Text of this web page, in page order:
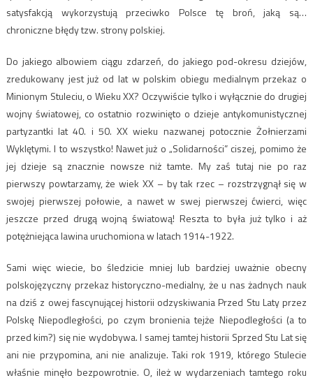
satysfakcją wykorzystują przeciwko Polsce tę broń, jaką są…
chroniczne błędy tzw. strony polskiej.
Do jakiego albowiem ciągu zdarzeń, do jakiego pod-okresu dziejów,
zredukowany jest już od lat w polskim obiegu medialnym przekaz o
Minionym Stuleciu, o Wieku XX? Oczywiście tylko i wyłącznie do drugiej
wojny światowej, co ostatnio rozwinięto o dzieje antykomunistycznej
partyzantki lat 40. i 50. XX wieku nazwanej potocznie Żołnierzami
Wyklętymi. I to wszystko! Nawet już o „Solidarności” ciszej, pomimo że
jej dzieje są znacznie nowsze niż tamte. My zaś tutaj nie po raz
pierwszy powtarzamy, że wiek XX – by tak rzec – rozstrzygnął się w
swojej pierwszej połowie, a nawet w swej pierwszej ćwierci, więc
jeszcze przed drugą wojną światową! Reszta to była już tylko i aż
potężniejąca lawina uruchomiona w latach 1914-1922.
Sami więc wiecie, bo śledzicie mniej lub bardziej uważnie obecny
polskojęzyczny przekaz historyczno-medialny, że u nas żadnych nauk
na dziś z owej fascynującej historii odzyskiwania Przed Stu Laty przez
Polskę Niepodległości, po czym bronienia tejże Niepodległości (a to
przed kim?) się nie wydobywa. I samej tamtej historii Sprzed Stu Lat się
ani nie przypomina, ani nie analizuje. Taki rok 1919, którego Stulecie
właśnie minęło bezpowrotnie. O, ileż w wydarzeniach tamtego roku